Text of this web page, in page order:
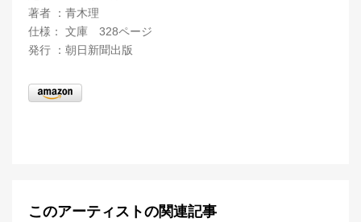
著者 ：青木理
仕様： 文庫 328ページ
発行 ：朝日新聞出版
このアーティストの関連記事